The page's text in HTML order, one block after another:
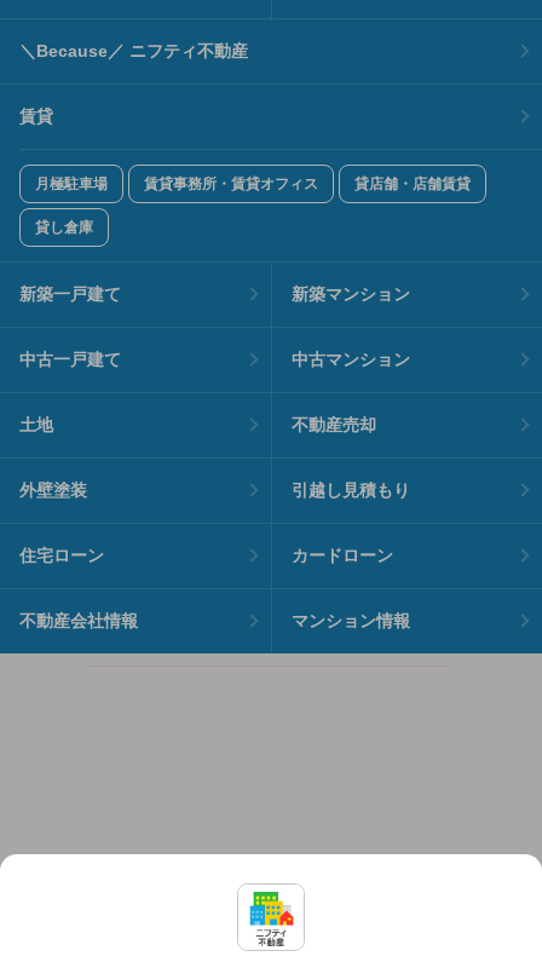
＼Because／ ニフティ不動産
賃貸
月極駐車場 賃貸事務所・賃貸オフィス 貸店舗・店舗賃貸
貸し倉庫
新築一戸建て 新築マンション
中古一戸建て 中古マンション
土地 不動産売却
外壁塗装 引越し見積もり
住宅ローン カードローン
不動産会社情報 マンション情報